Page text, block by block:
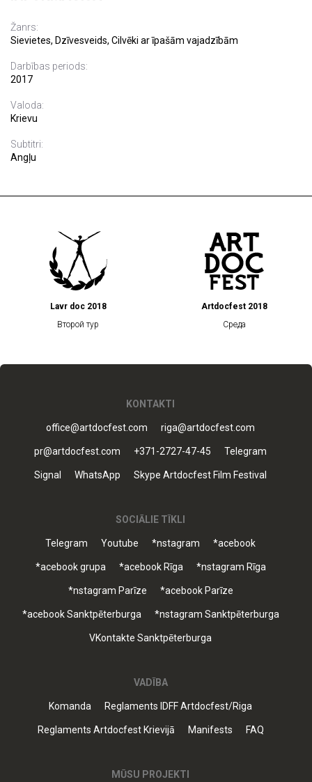
Žanrs:
Sievietes, Dzīvesveids, Cilvēki ar īpašām vajadzībām
Darbības periods:
2017
Valoda:
Krievu
Subtitri:
Angļu
Lavr doc 2018
Второй тур
Artdocfest 2018
Среда
KONTAKTI
office@artdocfest.com riga@artdocfest.com
pr@artdocfest.com +371-2727-47-45 Telegram
Signal WhatsApp Skype Artdocfest Film Festival
SOCIĀLIE TĪKLI
Telegram Youtube *nstagram *acebook
*acebook grupa *acebook Rīga *nstagram Rīga
*nstagram Parīze *acebook Parīze
*acebook Sanktpēterburga *nstagram Sanktpēterburga
VKontakte Sanktpēterburga
VADĪBA
Komanda Reglaments IDFF Artdocfest/Riga
Reglaments Artdocfest Krievijā Manifests FAQ
MŪSU PROJEKTI